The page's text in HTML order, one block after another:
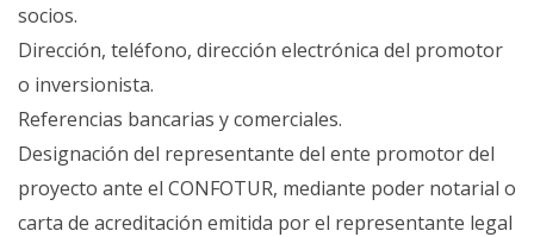
socios.
Dirección, teléfono, dirección electrónica del promotor
o inversionista.
Referencias bancarias y comerciales.
Designación del representante del ente promotor del
proyecto ante el CONFOTUR, mediante poder notarial o
carta de acreditación emitida por el representante legal